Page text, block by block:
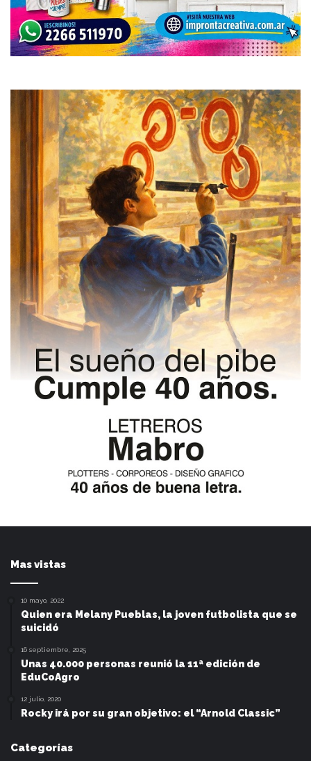
Mas vistas
10 mayo, 2022
Quien era Melany Pueblas, la joven futbolista que se
suicidó
16 septiembre, 2025
Unas 40.000 personas reunió la 11ª edición de
EduCoAgro
12 julio, 2020
Rocky irá por su gran objetivo: el “Arnold Classic”
Categorías